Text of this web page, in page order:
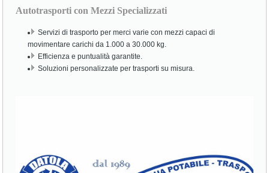
Autotrasporti con Mezzi Specializzati
Servizi di trasporto per merci varie con mezzi capaci di
movimentare carichi da 1.000 a 30.000 kg.
Efficienza e puntualità garantite.
Soluzioni personalizzate per trasporti su misura.